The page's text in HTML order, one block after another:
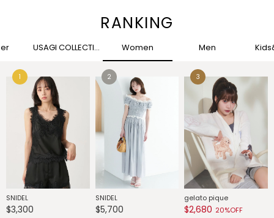
RANKING
USAGI COLLECTION Women Men
SNIDEL
$3,300
SNIDEL
$5,700
gelato pique
$2,680 20%OFF